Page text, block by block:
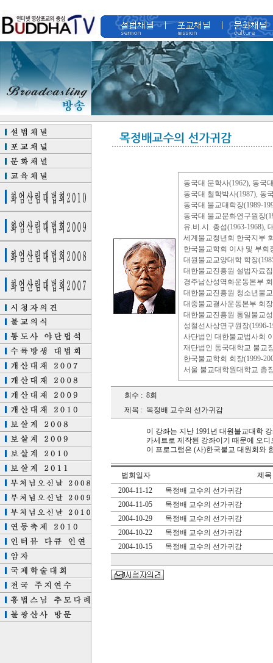
동국대 문학사(1962), 동국
동국대 철학박사(1987), 동
동국대 불교대학장(1989-
동국대 불교문화연구원장
유.비.시. 총섭(1963-1968),
세계불교청년회 한국지부
한국불교학회 이사 및 부회
대원불교교양대학 학장
대한불교진흥원 설법자료
경주남산성역화운동본부
대한불교진흥원 청소년불
대중불교결사운동본부 회
대한불교진흥원 통일불교
성철선사상연구원장(1996-
사단법인 대한불교법사회
재단법인 동국대학교 불교
한국불교학회 회장(1999-
서울 불교대학원대학교 총
회수 : 8회
제목 : 목정배 교수의 선가귀감
이 강좌는 지난 1991년 대원불교대학
카세트로 제작된 강좌이기 때문에 오
이 프로그램은 (사)한국불교 대원회와
법회일자
제목
2004-11-12
목정배 교수의 선가귀감
2004-11-05
목정배 교수의 선가귀감
2004-10-29
목정배 교수의 선가귀감
2004-10-22
목정배 교수의 선가귀감
2004-10-15
목정배 교수의 선가귀감